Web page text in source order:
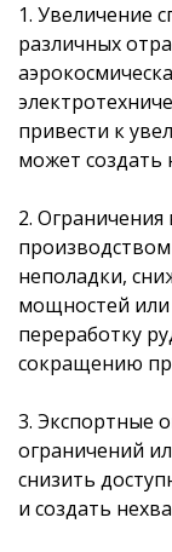
1. Увеличение
различных
привести к
может создать
2.
неполадки,
мощностей или
переработку
сокращению
3. Экспортные
ограничений
снизить
и создать